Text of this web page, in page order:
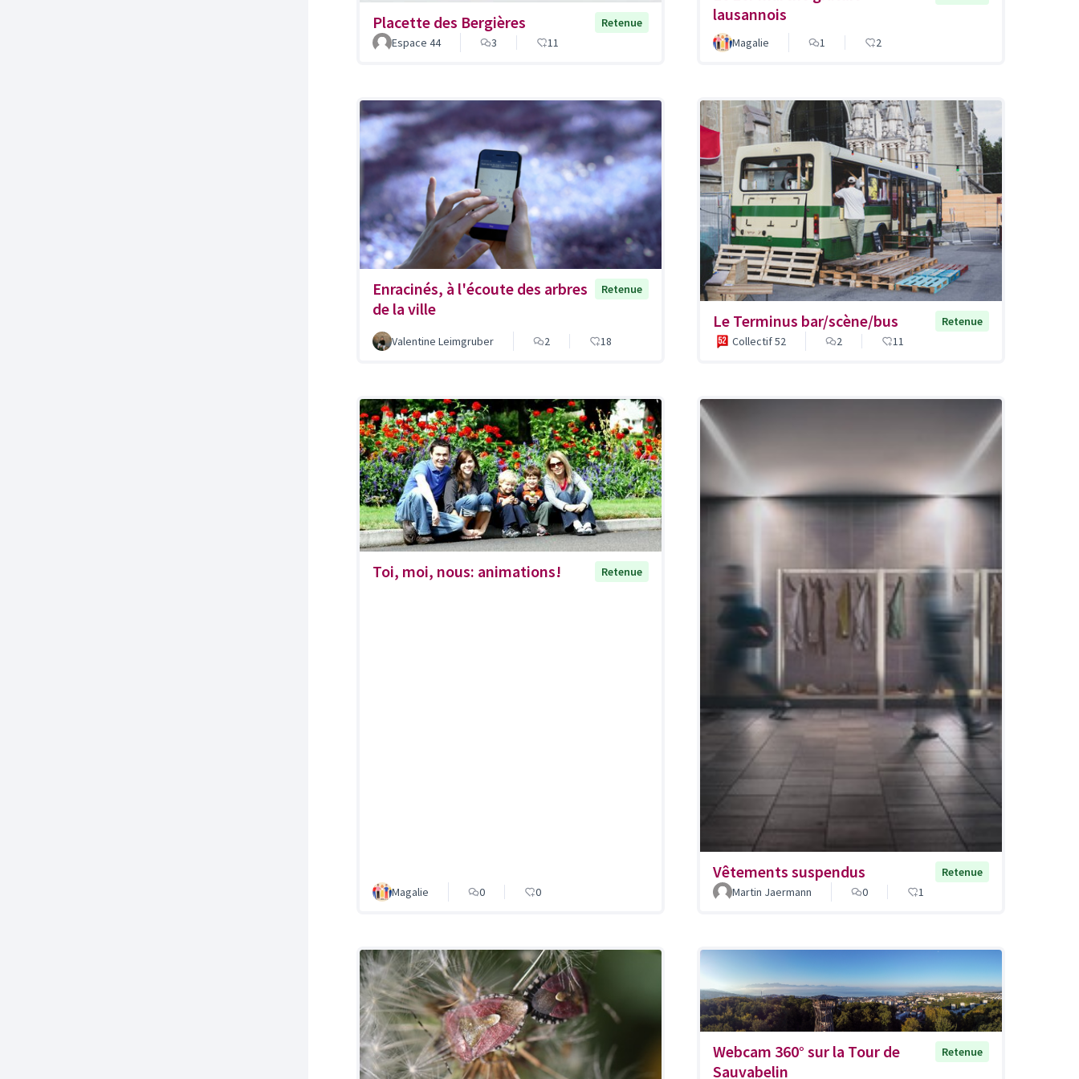
Placette des Bergières
Retenue
Espace 44
3 11
lausannois
Magalie 1 2
Enracinés, à l'écoute des arbres
de la ville
Retenue
Valentine Leimgruber 2 18
Le Terminus bar/scène/bus
Retenue
Collectif 52
2 11
Toi, moi, nous: animations! Retenue
Magalie 0 0
Vêtements suspendus
Retenue
Martin Jaermann
0 1
Webcam 360° sur la Tour de
Sauvabelin
Retenue